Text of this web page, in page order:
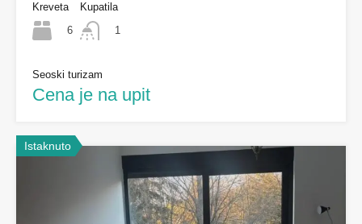
Kreveta
6
Kupatila
1
Seoski turizam
Cena je na upit
Istaknuto